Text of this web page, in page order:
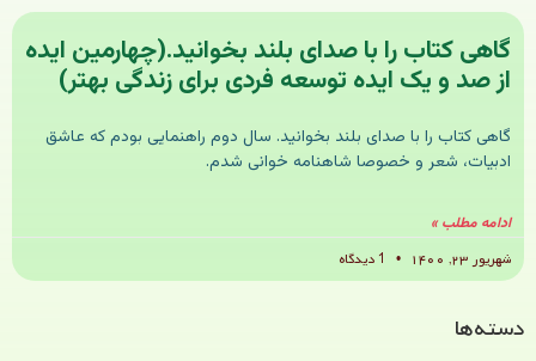
گاهی کتاب را با صدای بلند بخوانید.(چهارمین ایده
از صد و یک ایده توسعه فردی برای زندگی بهتر)
گاهی کتاب را با صدای بلند بخوانید. سال دوم راهنمایی بودم که عاشق
ادبیات، شعر و خصوصا شاهنامه خوانی شدم.
ادامه مطلب »
شهریور ۲۳, ۱۴۰۰
دسته‌ها